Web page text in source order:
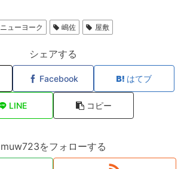
ニューヨーク 嶋佐 屋敷
シェアする
Facebook はてブ
LINE コピー
muw723をフォローする